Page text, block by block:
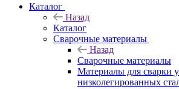
Каталог
Назад
Каталог
Сварочные материалы
Назад
Сварочные материалы
Материалы для сварки
низколегированных